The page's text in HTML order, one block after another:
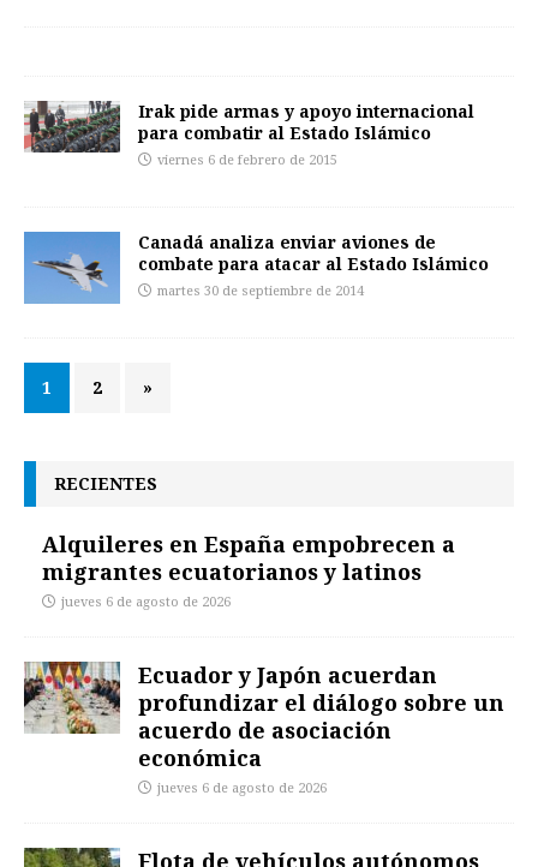
Irak pide armas y apoyo internacional
para combatir al Estado Islámico
viernes 6 de febrero de 2015
Canadá analiza enviar aviones de
combate para atacar al Estado Islámico
martes 30 de septiembre de 2014
1 2 »
RECIENTES
Alquileres en España empobrecen a
migrantes ecuatorianos y latinos
jueves 6 de agosto de 2026
Ecuador y Japón acuerdan
profundizar el diálogo sobre un
acuerdo de asociación
económica
jueves 6 de agosto de 2026